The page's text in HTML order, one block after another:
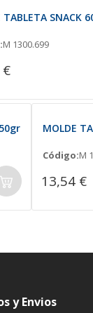
TABLETA
M 1300.699
MOLDE
Código:M
13,54 €
y Envios